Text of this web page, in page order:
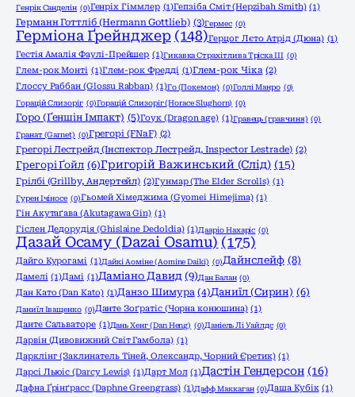
Генрік Санделін (0)Генріх Гіммлер (1)Гепзіба Сміт (Hepzibah Smith) (1)
Германн Готтліб (Hermann Gottlieb) (3)Гермес (0)
Герміона Ґрейнджер (148)Герцог Лєто Атрід (Дюна) (1)
Гестія Амалія Фаулі-Прейшер (1)Гикавка Страхітлива Тріска ІІІ (0)
Глем-рок Монті (1)Глем-рок Фредді (1)Глем-рок Чіка (2)
Глоссу Раббан (Glossu Rabban) (1)Го (Покемон) (0)Голлі Манро (0)
Горацій Слизоріг (0)Горацій Слизоріг (Horace Slughorn) (0)
Горо (Ґеншін Імпакт) (5)Гоук (Dragon age) (1)Гравець (гравчиня) (0)
Гранат (Garnet) (0)Грегорі (FNaF) (2)
Грегорі Лестрейд (Інспектор Лестрейд, Inspector Lestrade) (2)
Грегорі Ґойл (6)Григорій Важинський (Слід) (15)
Грілбі (Grillby, Андертейл) (2)Гунмар (The Elder Scrolls) (1)
Гурен Ічіносе (0)Гьомей Хімеджима (Gyomei Himejima) (1)
Гін Акутаґава (Akutagawa Gin) (1)
Гіслен Дедорудія (Ghislaine Dedoldia) (1)Дааріо Нахаріс (0)
Дазай Осаму (Dazai Osamu) (175)
Дайго Курогамі (1)Дайкі Аоміне (Aomine Daiki) (0)Дайнслейф (8)
Дамелі (1)Дамі (1)Даміано Давид (9)Дан Балан (0)
Дан Като (Dan Katо) (1)Данзо Шимура (4)Даниїл (Сирин) (6)
Даниїл Іващенко (0)Данте Зоґратіс (Чорна конюшина) (1)
Данте Сальваторе (1)Дань Хенг (Dan Heng) (0)Даніель Лі Уайлдс (0)
Дарвін (Дивовижний Світ Гамбола) (1)
Дарклінг (Заклинатель Тіней, Олександр, Чорний Єретик) (1)
Дарсі Льюіс (Darcy Lewis) (1)Дарт Мол (1)Дастін Гендерсон (16)
Дафна Ґрінґрасс (Daphne Greengrass) (1)Дафф Маккаган (0)Даша Кубік (1)